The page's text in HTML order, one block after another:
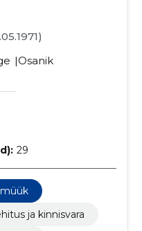
Osanik
29
ja kinnisvara